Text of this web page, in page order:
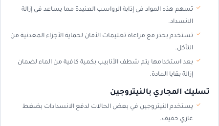
تسهم هذه المواد في إذابة الرواسب العنيدة مما يساعد في إزالة
الانسداد.
تستخدم بحذر مع مراعاة تعليمات الأمان لحماية الأجزاء المعدنية من
التأكل.
بعد استخدامها يتم شطف الأنابيب بكمية كافية من الماء لضمان
إزالة بقايا المادة.
تسليك المجاري بالنيتروجين
يستخدم النيتروجين في بعض الحالات لدفع الانسدادات بضغط
غازي خفيف.